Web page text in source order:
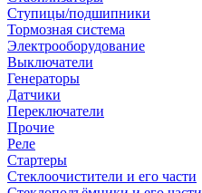
Ступицы/подшипники
Тормозная система
Электрооборудование
Выключатели
Генераторы
Датчики
Переключатели
Прочие
Реле
Стартеры
Стеклоочистители и его части